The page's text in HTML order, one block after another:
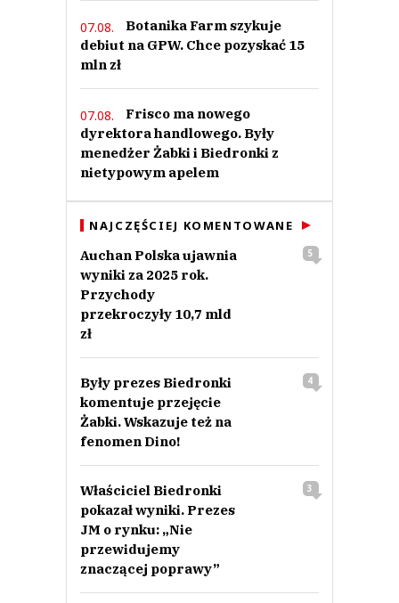
07.08.
Botanika Farm szykuje
debiut na GPW. Chce pozyskać 15
mln zł
07.08.
Frisco ma nowego
dyrektora handlowego. Były
menedżer Żabki i Biedronki z
nietypowym apelem
NAJCZĘŚCIEJ KOMENTOWANE
Auchan Polska ujawnia
wyniki za 2025 rok.
Przychody
przekroczyły 10,7 mld
zł
5
Były prezes Biedronki
komentuje przejęcie
Żabki. Wskazuje też na
fenomen Dino!
4
Właściciel Biedronki
pokazał wyniki. Prezes
JM o rynku: „Nie
przewidujemy
znaczącej poprawy”
3